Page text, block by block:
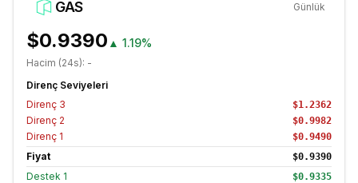
GAS Günlük
$0.9390 ▲ 1.19%
Hacim (24s): -
Direnç Seviyeleri
Direnç 3 $1.2362
Direnç 2 $0.9982
Direnç 1 $0.9490
Fiyat $0.9390
Destek 1 $0.9335